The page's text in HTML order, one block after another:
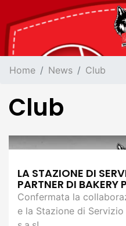
Home News Club
Club
LA STAZIONE DI
PARTNER DI BAKERY
Confermata la
e la Stazione di